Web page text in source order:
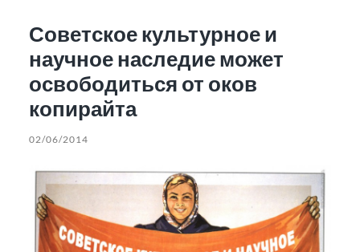
Советское культурное и
научное наследие может
освободиться от оков
копирайта
02/06/2014